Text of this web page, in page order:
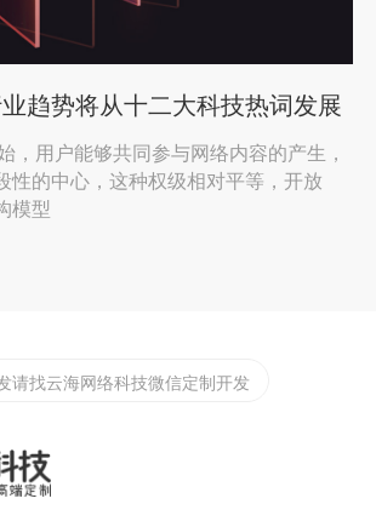
趋势将从十二大科技热词发展
，用户能够共同参与网络内容的产生，
性的中心，这种权级相对平等，开放
模型
年难过，开发app/小程序的好处
请找云海网络科技微信定制开发
需要注意些什么？